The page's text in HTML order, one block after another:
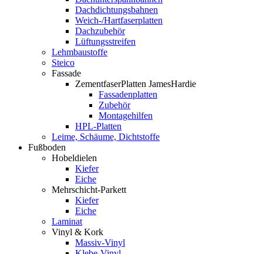
Dachdichtungsbahnen
Weich-/Hartfaserplatten
Dachzubehör
Lüftungsstreifen
Lehmbaustoffe
Steico
Fassade
ZementfaserPlatten JamesHardie
Fassadenplatten
Zubehör
Montagehilfen
HPL-Platten
Leime, Schäume, Dichtstoffe
Fußboden
Hobeldielen
Kiefer
Eiche
Mehrschicht-Parkett
Kiefer
Eiche
Laminat
Vinyl & Kork
Massiv-Vinyl